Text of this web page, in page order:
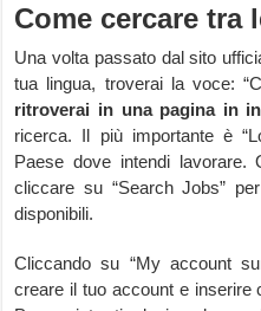
Come cercare tra
Una volta passato dal sito
tua lingua, troverai la voce:
ritroverai in una pagina in
ricerca. Il più importante è
Paese dove intendi lavorare.
cliccare su “Search Jobs”
disponibili.
Cliccando su “My account
creare il tuo account e inserire